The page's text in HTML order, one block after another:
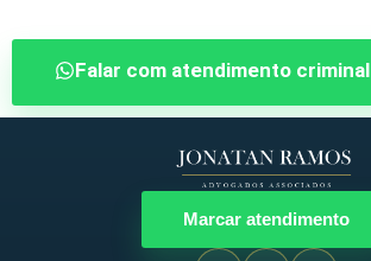
Falar com atendimento criminal
Marcar atendimento